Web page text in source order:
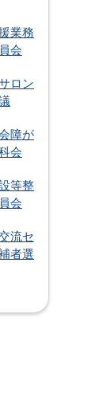
業務
会
ロン
障が
会
等整
会
流セ
者選